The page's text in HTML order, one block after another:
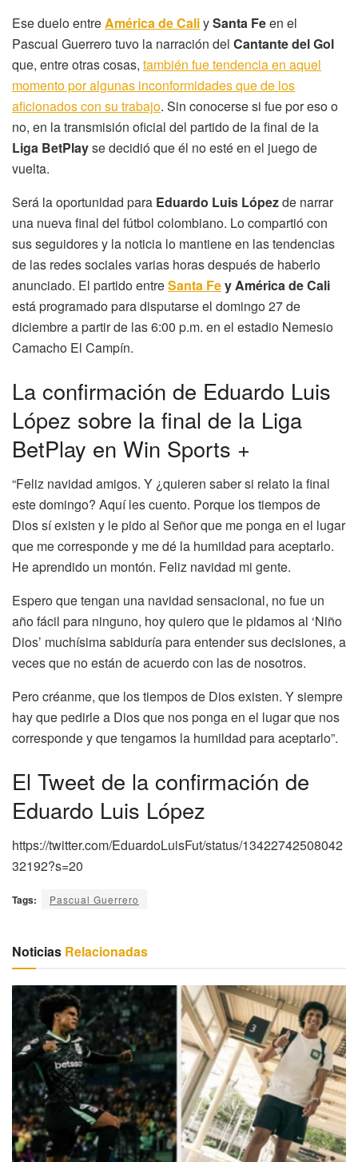
Ese duelo entreAmérica de CaliySanta Feen el
Pascual Guerrero tuvo la narración del Cantante del Gol
que, entre otras cosas, también fue tendencia en aquel
momento por algunas inconformidades que de los
aficionados con su trabajo. Sin conocerse si fue por eso o
no, en la transmisión oficial del partido de la final de la
Liga BetPlayse decidió que él no esté en el juego de
vuelta.
Será la oportunidad para Eduardo Luis Lópezde narrar
una nueva final del fútbol colombiano. Lo compartió con
sus seguidores y la noticia lo mantiene en las tendencias
de las redes sociales varias horas después de haberlo
anunciado. El partido entreSanta Fey América de Cali
está programado para disputarse el domingo 27 de
diciembre a partir de las 6:00 p.m. en el estadio Nemesio
Camacho El Campín.
La confirmación de Eduardo Luis
López sobre la final de la Liga
BetPlay en Win Sports +
“Feliz navidad amigos. Y ¿quieren saber si relato la final
este domingo? Aquí les cuento. Porque los tiempos de
Dios sí existen y le pido al Señor que me ponga en el lugar
que me corresponde y me dé la humildad para aceptarlo.
He aprendido un montón. Feliz navidad mi gente.
Espero que tengan una navidad sensacional, no fue un
año fácil para ninguno, hoy quiero que le pidamos al ‘Niño
Dios’ muchísima sabiduría para entender sus decisiones, a
veces que no están de acuerdo con las de nosotros.
Pero créanme, que los tiempos de Dios existen. Y siempre
hay que pedirle a Dios que nos ponga en el lugar que nos
corresponde y que tengamos la humildad para aceptarlo”.
El Tweet de la confirmación de
Eduardo Luis López
https://twitter.com/EduardoLuisFut/status/13422742508042
32192?s=20
Tags: Pascual Guerrero
Noticias Relacionadas